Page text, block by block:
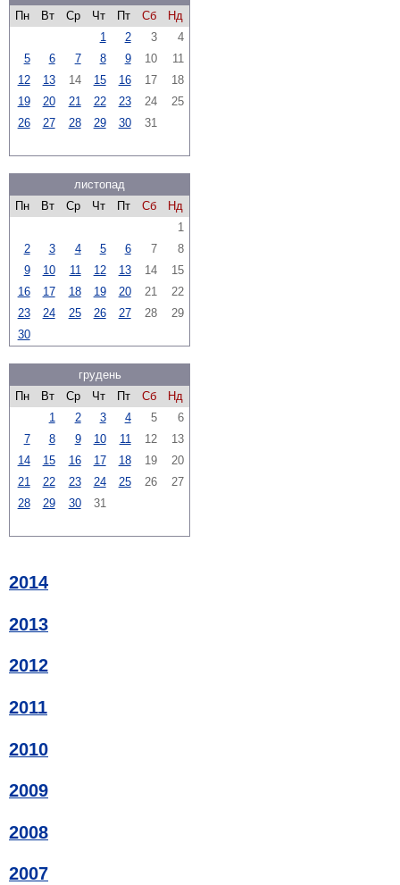
Пн
Вт Ср Чт Пт Сб
Нд
1
2 3
4
5
6 7 8 9 10
11
12
13 14 15 16 17
18
19
20 21 22 23 24
25
26
27 28 29 30 31
листопад
Пн
Вт Ср Чт Пт Сб
Нд
1
2
3 4 5 6 7
8
9
10 11 12 13 14
15
16
17 18 19 20 21
22
23
24 25 26 27 28
29
30
грудень
Пн
Вт Ср Чт Пт Сб
Нд
1
2 3 4 5
6
7
8 9 10 11 12
13
14
15 16 17 18 19
20
21
22 23 24 25 26
27
28
29 30 31
2014
2013
2012
2011
2010
2009
2008
2007